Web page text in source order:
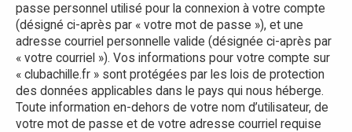
passe personnel utilisé pour la connexion à votre compte
(désigné ci-après par « votre mot de passe »), et une
adresse courriel personnelle valide (désignée ci-après par
« votre courriel »). Vos informations pour votre compte sur
« clubachille.fr » sont protégées par les lois de protection
des données applicables dans le pays qui nous héberge.
Toute information en-dehors de votre nom d’utilisateur, de
votre mot de passe et de votre adresse courriel requise